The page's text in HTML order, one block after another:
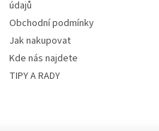
údajů
Obchodní podmínky
Jak nakupovat
Kde nás najdete
TIPY A RADY